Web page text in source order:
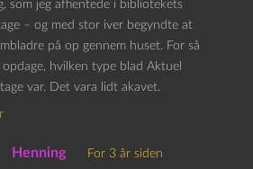
som jeg afhentede i bibliotekets
– og med stor iver begyndte at
på op gennem huset. For så
hvilken type blad Aktuel
var. Det vara lidt akavet.
Henning
For 3 år siden